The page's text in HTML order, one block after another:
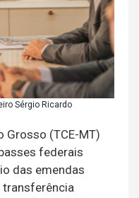
Sérgio Ricardo
Grosso (TCE-MT)
federais
das emendas
transferência